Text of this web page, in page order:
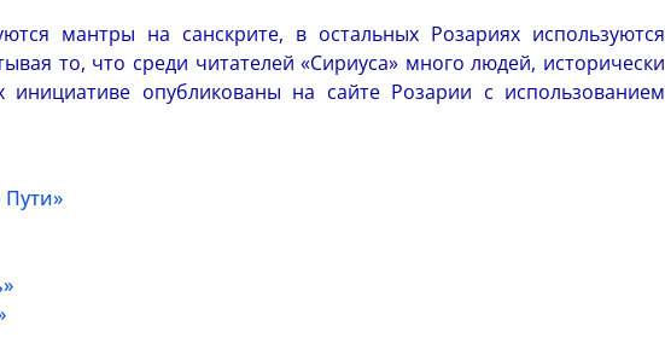
мантры на санскрите, в остальных Розариях используются
то, что среди читателей «Сириуса» много людей, исторически
опубликованы на сайте Розарии с использованием